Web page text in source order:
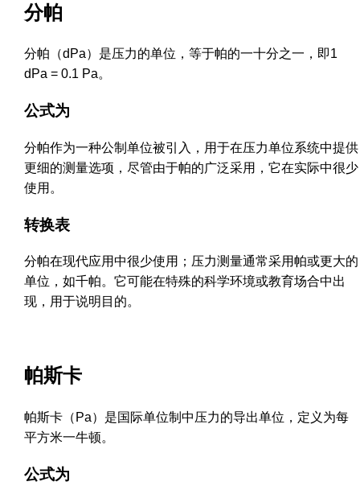
分帕
分帕（dPa）是压力的单位，等于帕的一十分之一，即1
dPa = 0.1 Pa。
公式为
分帕作为一种公制单位被引入，用于在压力单位系统中提供
更细的测量选项，尽管由于帕的广泛采用，它在实际中很少
使用。
转换表
分帕在现代应用中很少使用；压力测量通常采用帕或更大的
单位，如千帕。它可能在特殊的科学环境或教育场合中出
现，用于说明目的。
帕斯卡
帕斯卡（Pa）是国际单位制中压力的导出单位，定义为每
平方米一牛顿。
公式为